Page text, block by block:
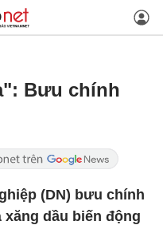
Bưu chính
(DN) bưu chính
dầu biến động